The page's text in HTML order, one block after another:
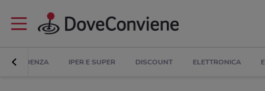
IN EVIDENZA IPER E SUPER DISCOUNT ELETTRONICA